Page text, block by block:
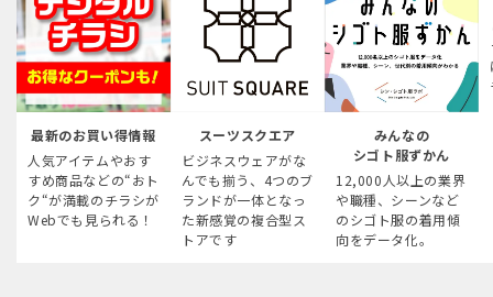
最新のお買い得情報
人気アイテムやおす
すめ商品などの“おト
ク“が満載のチラシが
Webでも見られる！
スーツスクエア
ビジネスウェアがな
んでも揃う、4つのブ
ランドが一体となっ
た新感覚の複合型ス
トアです
みんなの
シゴト服ずかん
12,000人以上の業界
や職種、シーンなど
のシゴト服の着用傾
向をデータ化。